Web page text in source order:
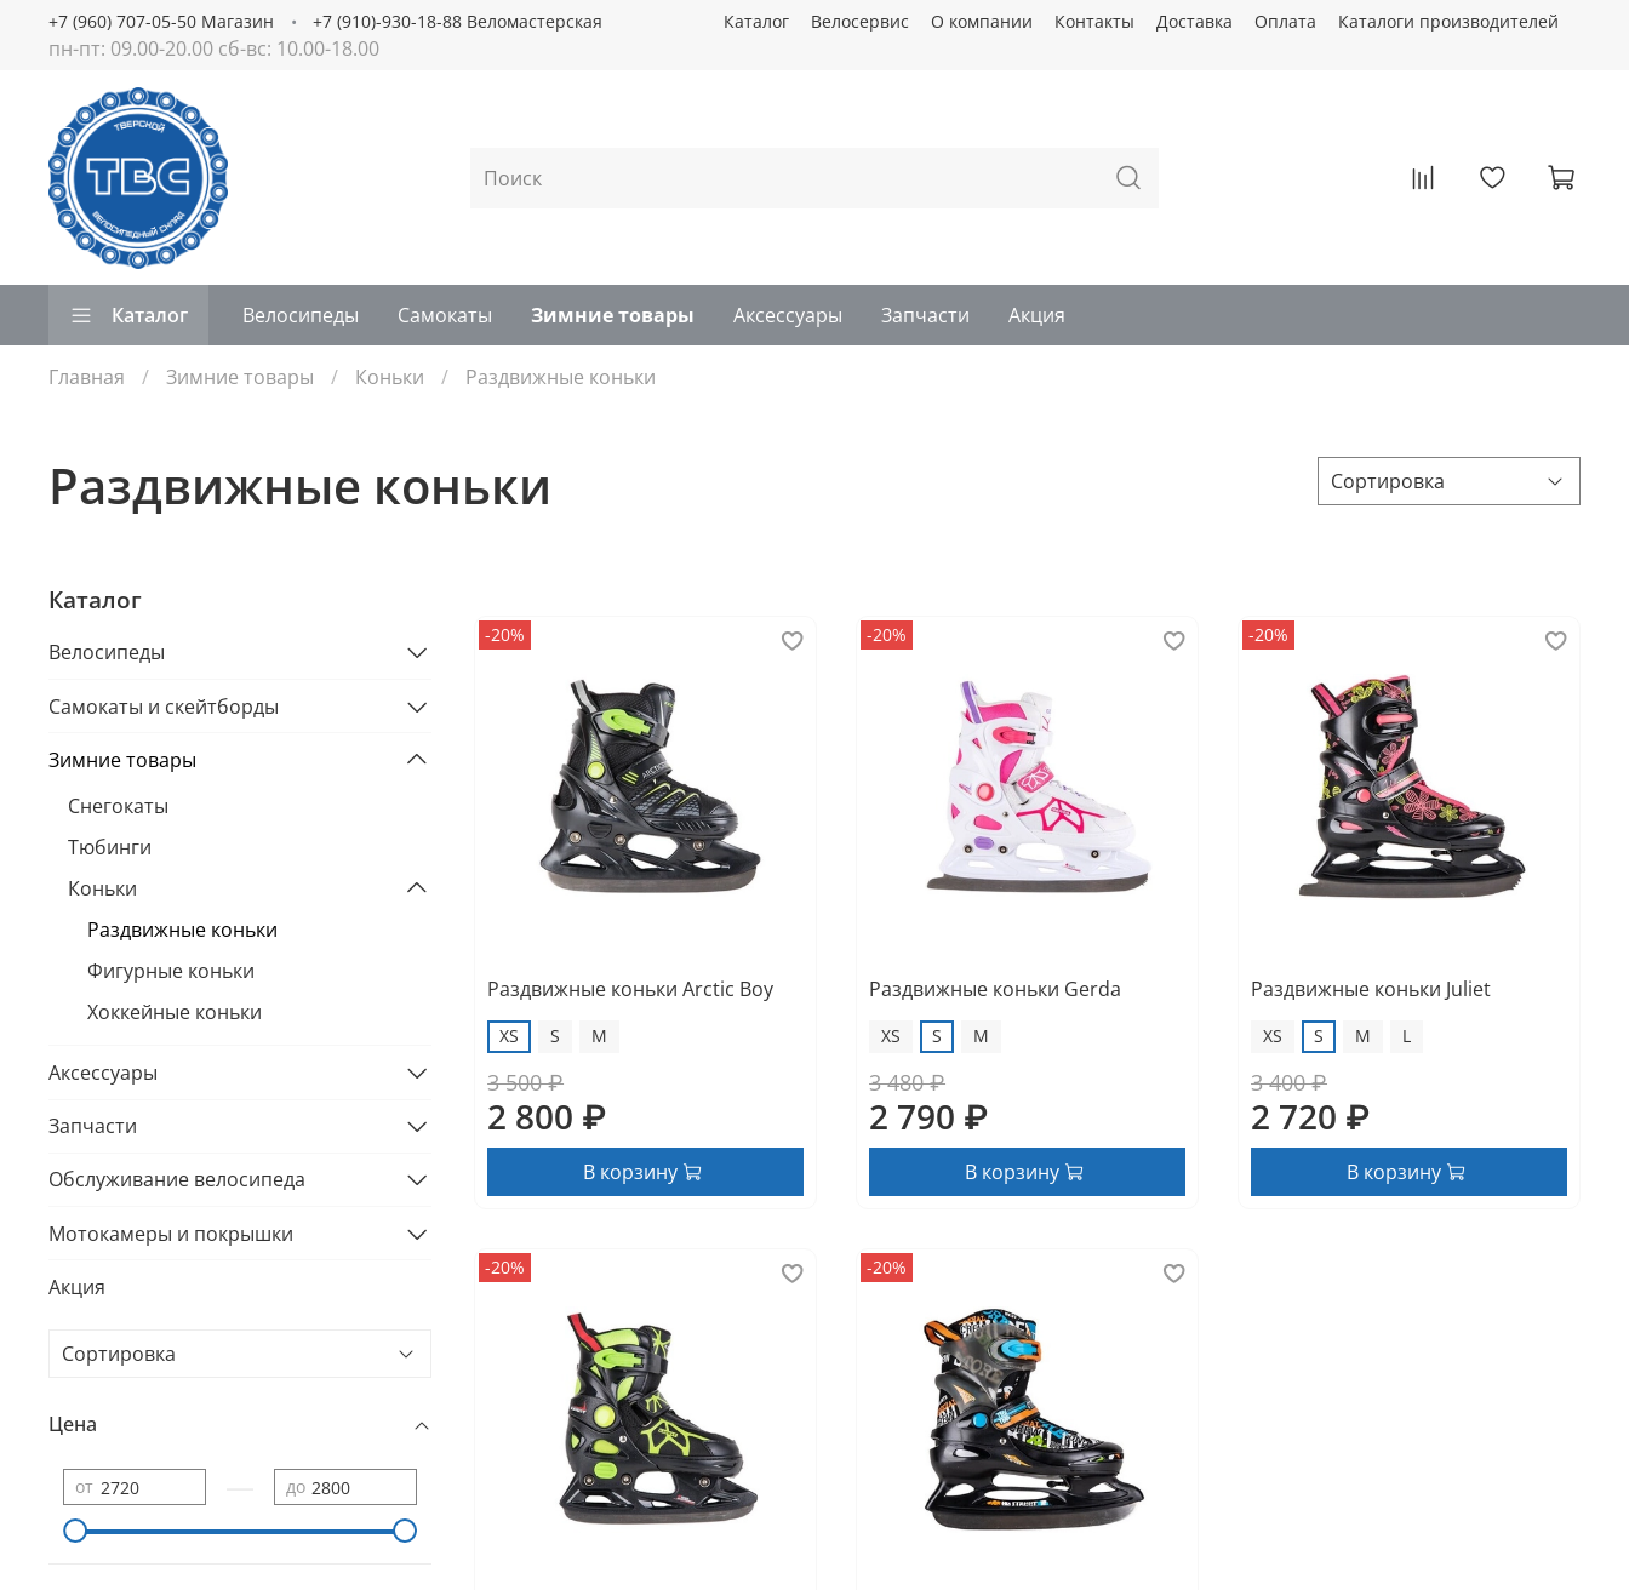
Каталог Велосервис О компании Контакты Доставка Оплата Каталоги производителей
пн-пт: 09.00-20.00 сб-вс: 10.00-18.00
+7 (960) 707-05-50 Магазин +7 (910)-930-18-88 Веломастерская
Каталог Велосипеды Самокаты Зимние товары Аксессуары Запчасти Акция
Главная Зимние товары Коньки Раздвижные коньки
Раздвижные коньки
-20%
Раздвижные коньки Arctic Boy
XS S M
3 500 ₽
2 800 ₽
В корзину
-20%
Раздвижные коньки Gerda
XS S M
3 480 ₽
2 790 ₽
В корзину
-20%
Раздвижные коньки Juliet
XS S M L
3 400 ₽
2 720 ₽
В корзину
-20% -20%
Каталог
Велосипеды
Самокаты и скейтборды
Зимние товары
Снегокаты
Тюбинги
Коньки
Раздвижные коньки
Фигурные коньки
Хоккейные коньки
Аксессуары
Запчасти
Обслуживание велосипеда
Мотокамеры и покрышки
Акция
Цена
от до